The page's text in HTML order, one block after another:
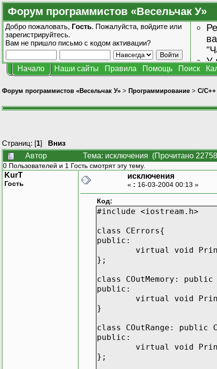
Форум программистов «Весельчак У»
Добро пожаловать, Гость. Пожалуйста, войдите или
зарегистрируйтесь.
Вам не пришло письмо с кодом активации?
У
Начало Наши сайты Правила Помощь Поиск
Форум программистов «Весельчак У» > Программирование > C/C++
Страниц: [1] Вниз
Автор
Тема: исключения (Прочитано
0 Пользователей и 1 Гость смотрят эту тему.
KurT
Гость
исключения
« : 16-03-2004 00:13 »
Код:
#include <iostream.h>
class CErrors{
public:
virtual void
};
class COutMemory:
public:
virtual void
}
class COutRange: public
public:
virtual void
};